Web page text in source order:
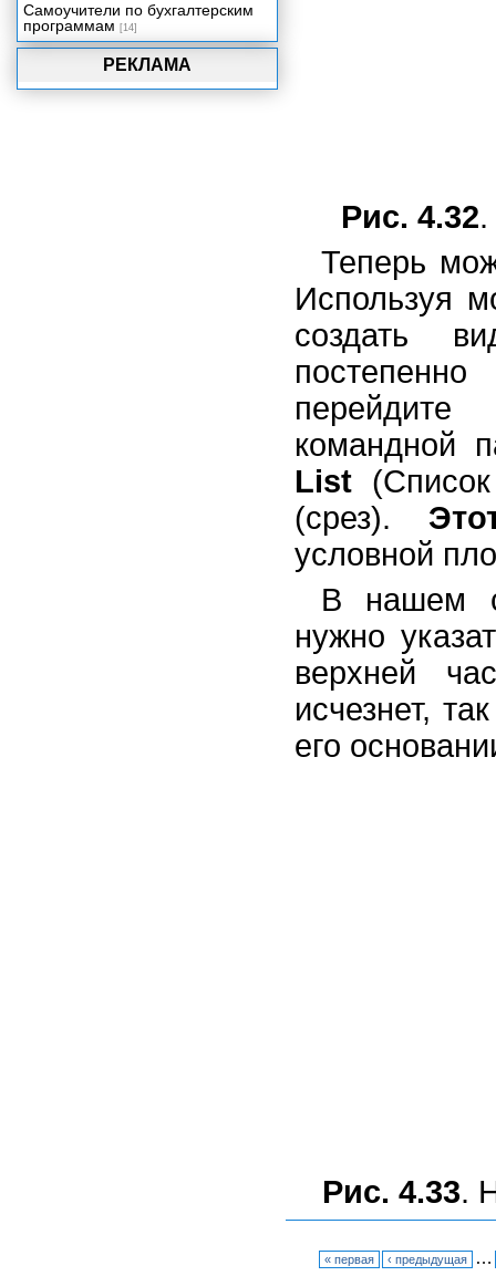
Рис. 4.32
Теперь
Используя
создать
командной
List
(срез).
условной
В нашем
нужно
верхней
исчезнет,
его
Рис. 4.33.
« первая ‹ предыдущая …
РЕКЛАМА
Самоучители по бухгалтерским
программам [14]